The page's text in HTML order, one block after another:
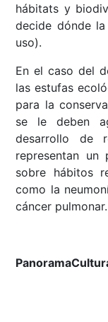
hábitats y
decide dónde
uso).
En el caso del
las estufas
para la
se le deben
desarrollo de
representan un
sobre hábitos
como la
cáncer pulmonar.